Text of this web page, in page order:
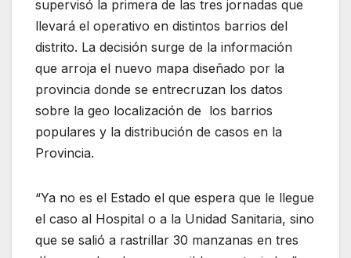
supervisó la primera de las tres jornadas que
llevará el operativo en distintos barrios del
distrito. La decisión surge de la información
que arroja el nuevo mapa diseñado por la
provincia donde se entrecruzan los datos
sobre la geo localización de los barrios
populares y la distribución de casos en la
Provincia.
“Ya no es el Estado el que espera que le llegue
el caso al Hospital o a la Unidad Sanitaria, sino
que se salió a rastrillar 30 manzanas en tres